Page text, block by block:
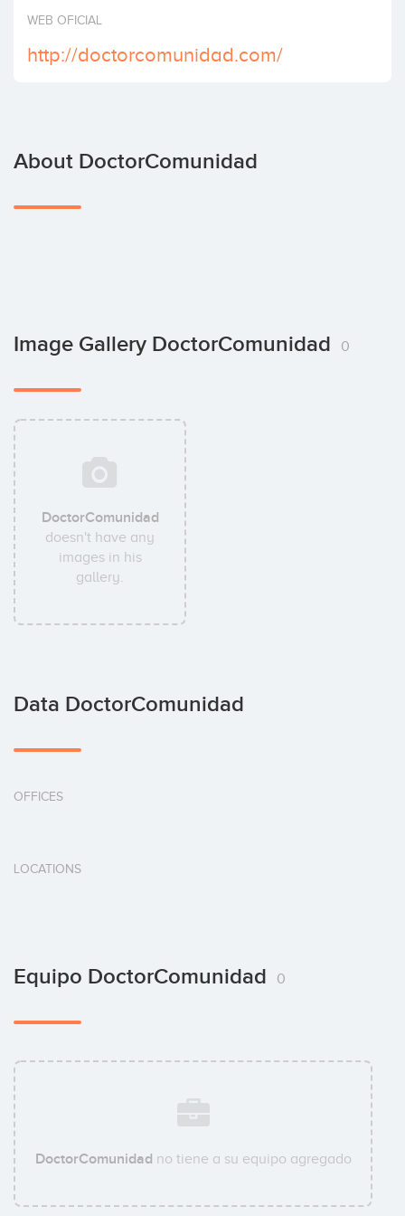
Invest
WEB OFICIAL
http://doctorcomunidad.com/
About DoctorComunidad
Image Gallery DoctorComunidad 0
DoctorComunidad
doesn't have any
images in his
gallery.
Data DoctorComunidad
OFFICES
LOCATIONS
Equipo DoctorComunidad 0
DoctorComunidad no tiene a su equipo agregado